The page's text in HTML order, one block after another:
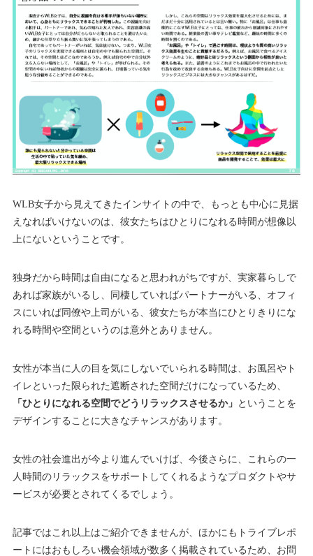
WLB女子から見えてきたインサイトの中で、もっとも中心に見据
えなればいけないのは、彼女たちはひとりになれる時間が想像以
上にないということです。
独身だから時間は自由になると思われがちですが、実家暮らしで
あれば家族がいるし、同棲していればパートナーがいる、オフィ
スにいれば同僚や上司がいる、彼女たちが本当にひとりきりにな
れる時間や空間というのは意外とありません。
女性が本当に人の目を気にしないでいられる時間は、お風呂やト
イレといった限られた遮断された空間だけになっているため、
「ひとりになれる空間でどうリラックスさせるか」 ということを
デザインすることに大きなチャンスがあります。
女性の社会進出が今より進んでいけば、今後さらに、これらの一
人時間のリラックスをサポートしてくれるようなプロダクトやサ
ービスが必要とされてくるでしょう。
記事ではこれ以上はご紹介できませんが、ほかにもトライブレポ
ートにはおもしろい機会領域が数多く掲載されているため、お問